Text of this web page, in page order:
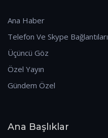
Ana Haber
Telefon Ve Skype Bağlantıları
Üçüncü Göz
Özel Yayın
Gündem Özel
Ana Başlıklar